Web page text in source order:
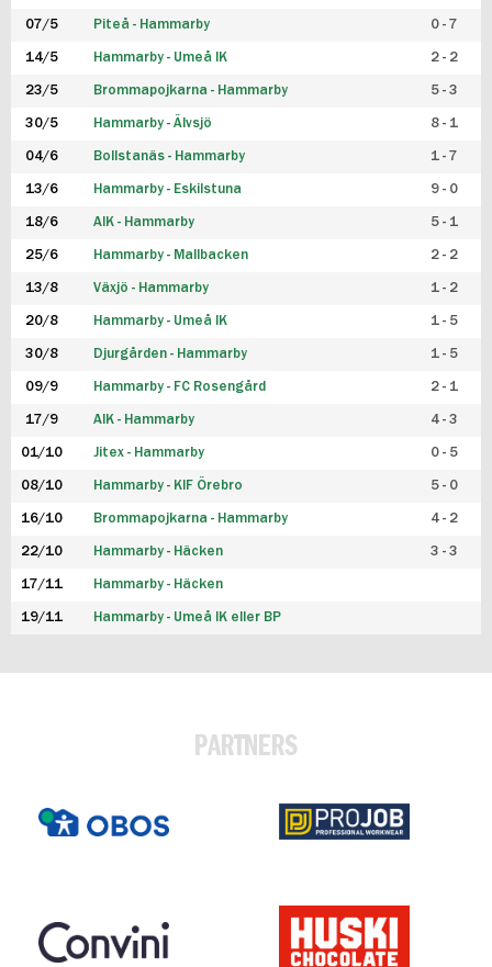
07/5 Piteå - Hammarby 0 - 7
14/5 Hammarby - Umeå IK 2 - 2
23/5 Brommapojkarna - Hammarby 5 - 3
30/5 Hammarby - Älvsjö 8 - 1
04/6 Bollstanäs - Hammarby 1 - 7
13/6 Hammarby - Eskilstuna 9 - 0
18/6 AIK - Hammarby 5 - 1
25/6 Hammarby - Mallbacken 2 - 2
13/8 Växjö - Hammarby 1 - 2
20/8 Hammarby - Umeå IK 1 - 5
30/8 Djurgården - Hammarby 1 - 5
09/9 Hammarby - FC Rosengård 2 - 1
17/9 AIK - Hammarby 4 - 3
01/10 Jitex - Hammarby 0 - 5
08/10 Hammarby - KIF Örebro 5 - 0
16/10 Brommapojkarna - Hammarby 4 - 2
22/10 Hammarby - Häcken 3 - 3
17/11 Hammarby - Häcken
19/11 Hammarby - Umeå IK eller BP
PARTNERS